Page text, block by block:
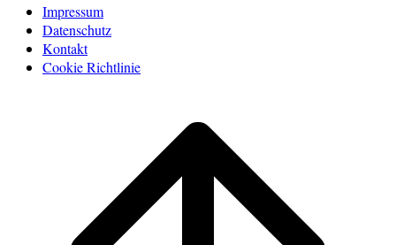
Impressum
Datenschutz
Kontakt
Cookie Richtlinie